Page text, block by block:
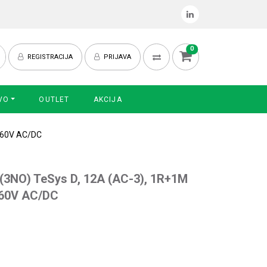
REGISTRACIJA PRIJAVA
0
OUTLET AKCIJA
AC/DC
TeSys D, 12A (AC-3), 1R+1M
AC/DC